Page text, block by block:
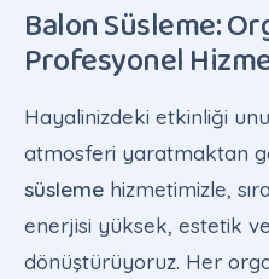
Balon Süsleme:
Profesyonel
Hayalinizdeki etkinliği
atmosferi yaratmaktan
süsleme hizmetimizle,
enerjisi yüksek, estetik ve
dönüştürüyoruz. Her